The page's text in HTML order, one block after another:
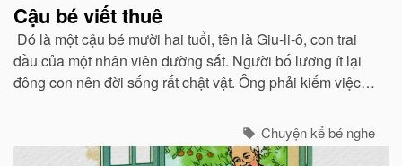
Cậu bé viết thuê
Đó là một cậu bé mười hai tuổi, tên là Giu-li-ô, con trai
đầu của một nhân viên đường sắt. Người bố lương ít lại
đông con nên đời sống rất chật vật. Ông phải kiếm việc
Chuyện kể bé nghe